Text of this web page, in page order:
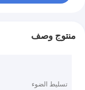
منتوج وصف
تسليط الضوء